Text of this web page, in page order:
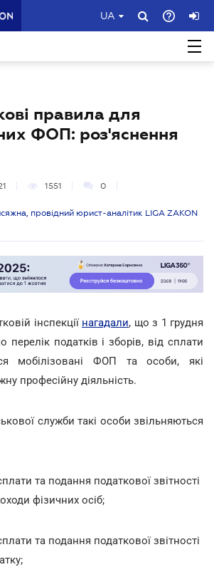
UA
правила для
ФОП: роз'яснення
1551 0
провідний юрист-аналітик LIGA ZAKON
інспекції нагадали, що з 1 грудня
перелік податків і зборів, від сплати
мобілізовані ФОП та особи, які
професійну діяльність.
служби такі особи звільняються
та подання податкової звітності
фізичних осіб;
та подання податкової звітності